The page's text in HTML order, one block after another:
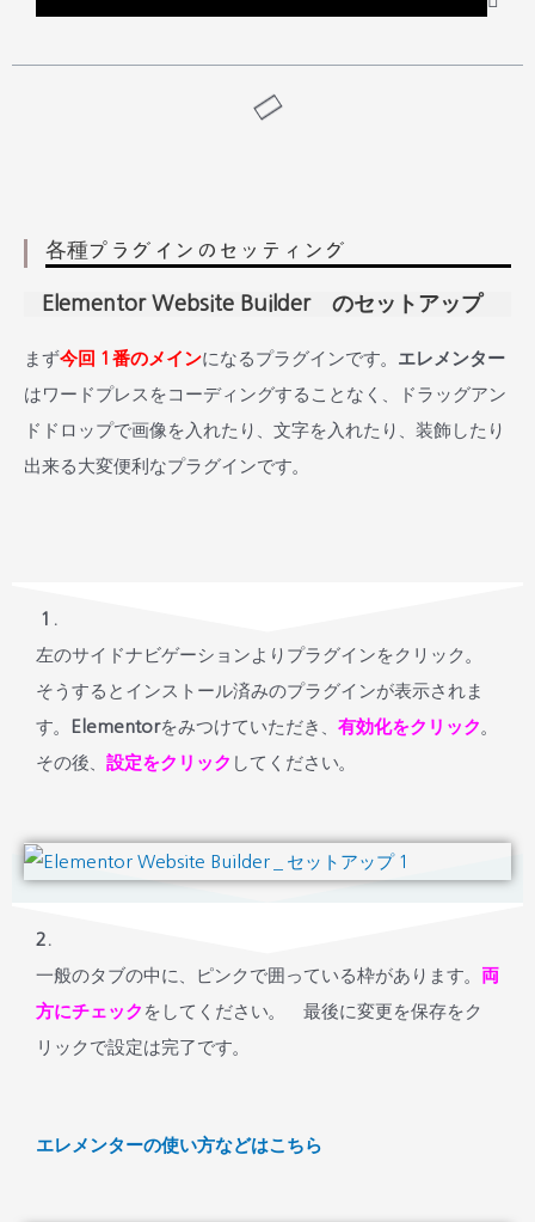
各種プラグインのセッティング
Elementor Website Builder のセットアップ
まず今回１番のメインになるプラグインです。 エレメンター
はワードプレスをコーディングすることなく、ドラッグアン
ドドロップで画像を入れたり、文字を入れたり、装飾したり
出来る大変便利なプラグインです。
１.
左のサイドナビゲーションよりプラグインをクリック。
そうするとインストール済みのプラグインが表示されま
す。
Elementorをみつけていただき、 有効化をクリック
その後、 設定をクリック してください。
2.
一般のタブの中に、ピンクで囲っている枠があります。 両
方にチェック をしてください。 最後に変更を保存をク
リックで設定は完了です。
エレメンターの使い方などはこちら